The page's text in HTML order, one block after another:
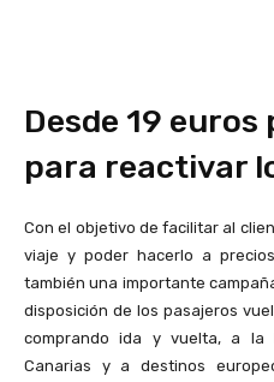
Desde 19
para reactivar
Con el objetivo de facilitar al
viaje y poder hacerlo a
también una importante
disposición de los pasajeros
comprando ida y vuelta, a la
Canarias y a destinos